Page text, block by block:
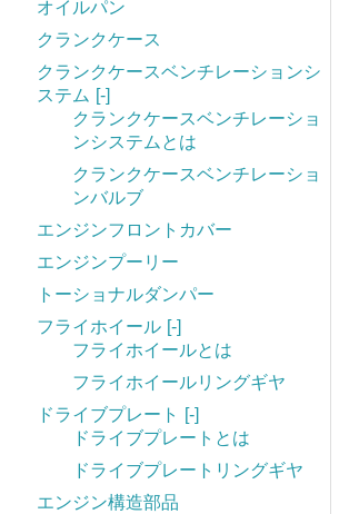
オイルパン
クランクケース
クランクケースベンチレーションシ
ステム [-]
クランクケースベンチレーショ
ンシステムとは
クランクケースベンチレーショ
ンバルブ
エンジンフロントカバー
エンジンプーリー
トーショナルダンパー
フライホイール [-]
フライホイールとは
フライホイールリングギヤ
ドライブプレート
[-]
ドライブプレートとは
ドライブプレートリングギヤ
エンジン構造部品